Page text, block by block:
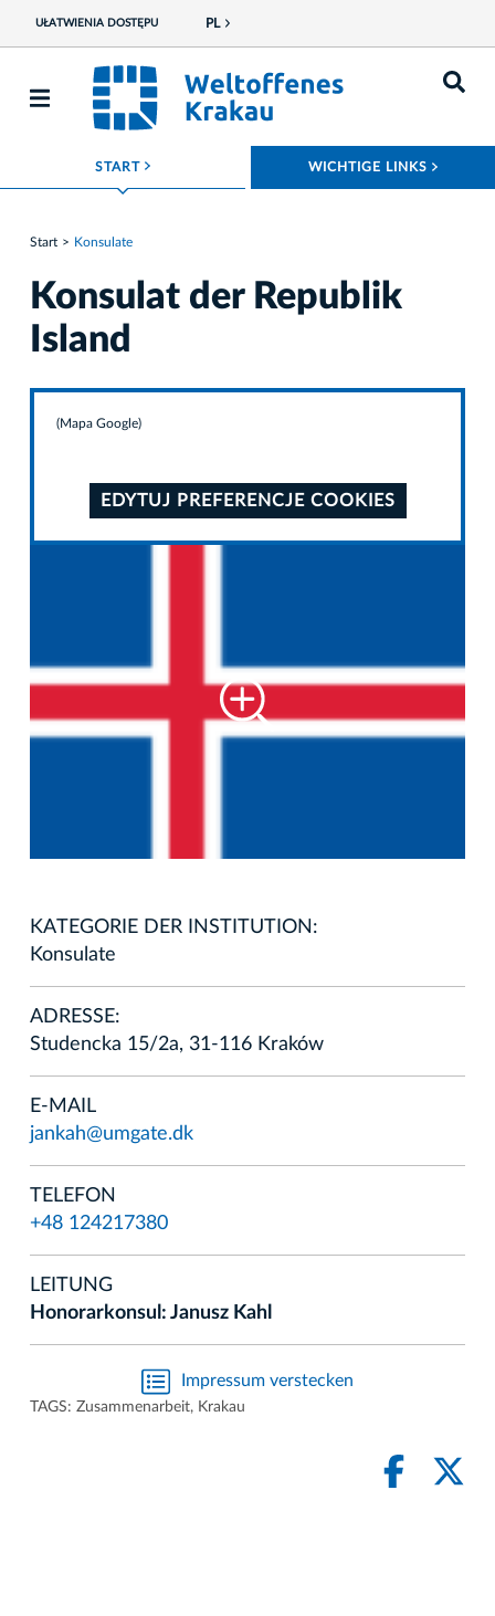
UŁATWIENIA DOSTĘPU PL
START ROZWIŃ MENU WICHTIGE LINKS
Start Konsulate
Konsulat der Republik
Island
(Mapa Google)
EDYTUJ PREFERENCJE COOKIES
KATEGORIE DER INSTITUTION:
Konsulate
ADRESSE:
Studencka 15/2a, 31-116 Kraków
E-MAIL
jankah@umgate.dk
TELEFON
+48 124217380
LEITUNG
Honorarkonsul: Janusz Kahl
Impressum verstecken
TAGS: Zusammenarbeit, Krakau